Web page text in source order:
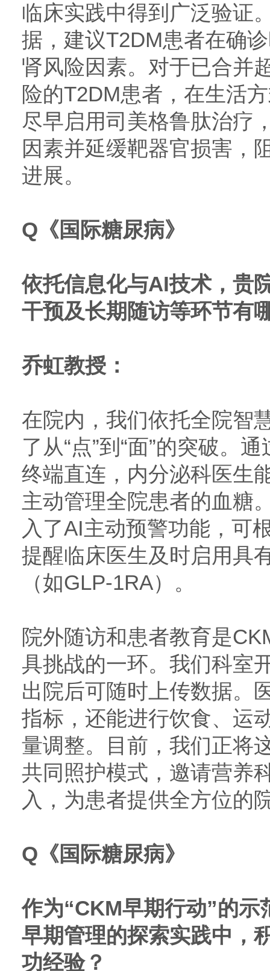
临床实践中得到广泛验证
据，建议T2DM患者在确
肾风险因素。对于已合并
险的T2DM患者，在生活
尽早启用司美格鲁肽治疗
因素并延缓靶器官损害，
进展。
Q 《国际糖尿病》
依托信息化与AI技术，贵
干预及长期随访等环节有
乔虹教授：
在院内，我们依托全院智
了从“点”到“面”的突破。
终端直连，内分泌科医生
主动管理全院患者的血糖
入了AI主动预警功能，可
提醒临床医生及时启用具
（如GLP-1RA）。
院外随访和患者教育是
具挑战的一环。我们科室
出院后可随时上传数据。
指标，还能进行饮食、运
量调整。目前，我们正将
共同照护模式，邀请营养
入，为患者提供全方位的
Q 《国际糖尿病》
作为“CKM早期行动”的示
早期管理的探索实践中，
功经验？